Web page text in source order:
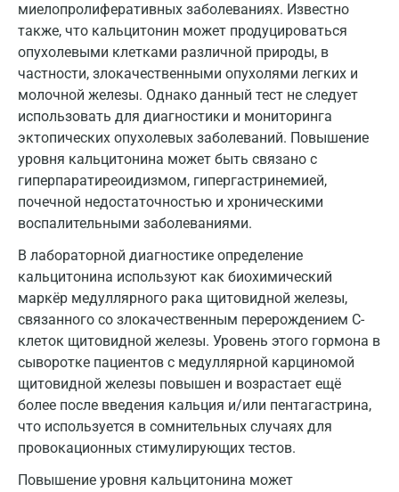
миелопролиферативных заболеваниях. Известно
также, что кальцитонин может продуцироваться
опухолевыми клетками различной природы, в
частности, злокачественными опухолями легких и
молочной железы. Однако данный тест не следует
использовать для диагностики и мониторинга
эктопических опухолевых заболеваний. Повышение
уровня кальцитонина может быть связано с
гиперпаратиреоидизмом, гипергастринемией,
почечной недостаточностью и хроническими
воспалительными заболеваниями.
В лабораторной диагностике определение
кальцитонина используют как биохимический
маркёр медуллярного рака щитовидной железы,
связанного со злокачественным перерождением С-
клеток щитовидной железы. Уровень этого гормона в
сыворотке пациентов с медуллярной карциномой
щитовидной железы повышен и возрастает ещё
более после введения кальция и/или пентагастрина,
что используется в сомнительных случаях для
провокационных стимулирующих тестов.
Повышение уровня кальцитонина может
Ивантеевка
Ижевск
Истра
Йошкар-Ола
Калининград
Калуга
Кемерово
Ковров
Коломна
Королев
Кострома
Котельники
Красногорск
Краснодар